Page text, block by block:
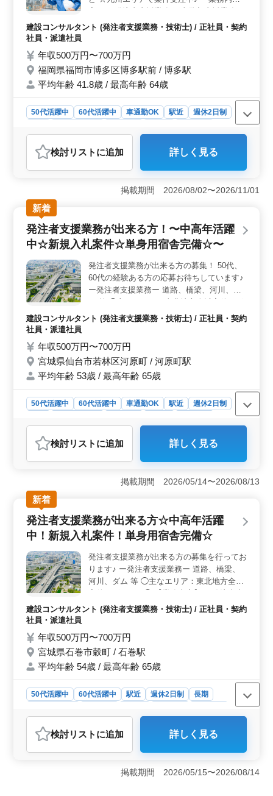
勤務条件＞ 年収は600万円〜700万円で、交通費や資格
手当などの福利厚生が充実しています。勤務地は駅近
で、単身用宿舎も完備されています。週休2日制で休日も
しっかりとられ就業時間は09:00〜18:00となっていま
す。
・工事管理(品質・工程・安全)、施工計画、
業務 等 ＊車通勤可能 ＊勤務日数応相談 ＊
50代、60代歓迎 《条件面優遇資格》 ・技術
士(種類不問) ・RCCM(種類不問) ◎1級土木
施工管理技士資格必須になります ＊50代以
上で発注支援業務経験10年以上条件面優遇
いたします ＊50代以上で土木施工管理業務
経験者の方お気軽にお問い合わせ下さい 皆
様の方ご応募お待ちしております！
建設コンサルタント (発注者支援業務・技術士) / 正社員・契約
社員・派遣社員
年収500万円〜700万円
福岡県福岡市博多区博多駅前 / 博多駅
平均年齢 41.8歳 / 最高年齢 64歳
50代活躍中 60代活躍中 車通勤OK 駅近
週休2日制
おすすめポイント
＜好条件のポイント＞ 年収500万円〜700万円の高給与
が魅力です。正社員、契約社員、派遣社員の雇用形態か
ら選択可能であり、中高年の方々が活躍しています。ま
た、単身用の宿舎が完備されており、車通勤も可能で
す。 ＜業務内容＞ 上下水道、河川、道路、構造物
などの案件における発注者支援業務を担当します。工事
管理や施工計画、CAD操作、資料作成など、幅広い業務
必須です。 ＜歓迎条件＞ 50代、60代の経験豊富な
方々のご応募をお待ちしています。1級土木施工管理技士
の資格をお持ちの方、または発注者支援業務の経験が豊
富な方には特に優遇措置があります。経験者の方々から
のご応募をお待ちしています。
検討リスト に追加 詳しく見る
掲載期間 2026/08/02〜2026/11/01
新着
発注者支援業務が出来る方！〜中高年活躍
中☆新規入札案件☆単身用宿舎完備☆〜
発注者支援業務が出来る方の募集！ 50代、
60代の経験ある方の応募お待ちしています♪
ー発注者支援業務ー 道路、橋梁、河川、ダ
います！ 【業務内容】 ・発注者支援業務(工
打ち合わせ、CAD操作あり ・資料作成業務
等 ＊備考＊ 資格手当支給・単身赴任宿舎完
備・週休2日制・社会保険完備 お気軽にご相
談ください◎
建設コンサルタント (発注者支援業務・技術士) / 正社員・契約
社員・派遣社員
年収500万円〜700万円
宮城県仙台市若林区河原町 / 河原町駅
平均年齢 53歳 / 最高年齢 65歳
50代活躍中 60代活躍中 車通勤OK 駅近
週休2日制
建設コンサルタント
おすすめポイント
＜優良条件＞ 宮城県仙台市若林区の発注者支援業務ポ
ジションは、中高年世代にとって魅力的なオファーで
す。年収500万円から700万円という高水準の給与に加え
て、新規入札案件への参加や単身用宿舎の完備など、充
実した待遇が整っています。また、車通勤可で駅近の立
地も利便性を高めています。 ＜業務内容＞ 東北地
方全域で展開される発注者支援業務は、道路や橋梁、河
務内容には、工事監督支援やCAD操作、資料作成などが
含まれます。経験6年以上の方や1級土木施工管理技士保
持者を積極的に募集しており、資格手当や社宅完備など
福利厚生も充実しています。 ＜福利厚生＞ このポ
ジションでは、正社員、契約社員、派遣社員の雇用形態
から選択できます。通勤手当の全額支給や社会保険完備
など、安心して働ける環境が整っています。また、週休2
日制や有給休暇、その他社内カレンダーによる休日が確
保されており、ワークライフバランスを重視する方に最
適な環境です。
検討リスト に追加 詳しく見る
掲載期間 2026/05/14〜2026/08/13
新着
発注者支援業務が出来る方☆中高年活躍
中！新規入札案件！単身用宿舎完備☆
発注者支援業務が出来る方の募集を行ってお
ります♪ ー発注者支援業務ー 道路、橋梁、
河川、ダム 等 ◯主なエリア：東北地方全域
案件ございます◯ 【業務内容】 ・発注者支
援業務(工事監督支援業務) ・工事管理(品
資料作成業務 等 ◯備考◯ 単身用宿舎完備・
資格手当支給・単身赴任宿舎完備・週休2日
制・社会保険完備 1級土木施工管理技士資格
必須になります！ お気軽にご相談くださ
い！！
建設コンサルタント (発注者支援業務・技術士) / 正社員・契約
社員・派遣社員
年収500万円〜700万円
宮城県石巻市穀町 / 石巻駅
平均年齢 54歳 / 最高年齢 65歳
50代活躍中 60代活躍中 駅近 週休2日制
長期
おすすめポイント
＜経験者優遇＞ 発注者支援業務の経験者を積極的に募
集しています。中高年の方々も活躍中で、新規入札案件
が豊富です。東北地方全域での案件があり、地域に根ざ
検討リスト に追加 詳しく見る
掲載期間 2026/05/15〜2026/08/14